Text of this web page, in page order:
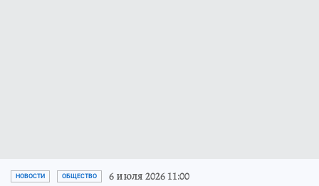
НОВОСТИ ОБЩЕСТВО 6 июля 2026 11:00